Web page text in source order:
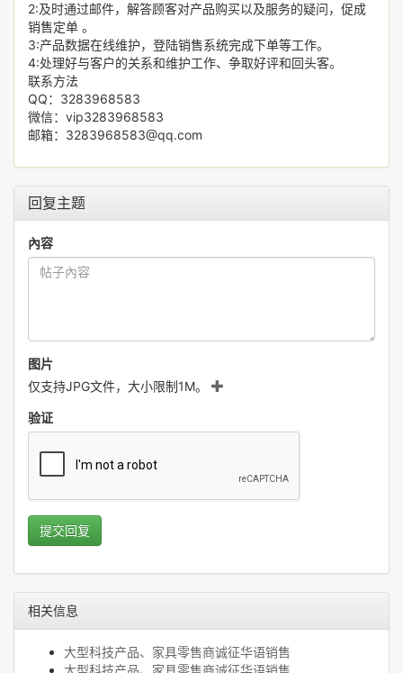
2:及时通过邮件，解答顾客对产品购买以及服务的疑问，促成
销售定单 。
3:产品数据在线维护，登陆销售系统完成下单等工作。
4:处理好与客户的关系和维护工作、争取好评和回头客。
联系方法
QQ：3283968583
微信：vip3283968583
邮箱：3283968583@qq.com
回复主题
內容
图片
仅支持JPG文件，大小限制1M。
验证
提交回复
相关信息
大型科技产品、家具零售商诚征华语销售
大型科技产品、家具零售商诚征华语销售